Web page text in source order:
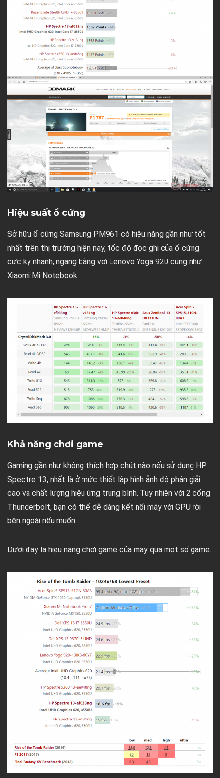
Hiệu suất ổ cứng
Sở hữu ổ cứng Samsung PM961 có hiệu năng gần như tốt
nhất trên thị trường hiện nay, tốc độ đọc ghi của ổ cứng
cực kỳ nhanh, ngang bằng với Lenovo Yoga 920 cũng như
Xiaomi Mi Notebook.
Khả năng chơi game
Gaming gần như không thích hợp chút nào nếu sử dụng HP
Spectre 13, nhất là ở mức thiết lập hình ảnh độ phân giải
cao và chất lượng hiệu ứng trung bình. Tuy nhiên với 2 cổng
Thunderbolt, bạn có thể dễ dàng kết nối máy với GPU rời
bên ngoài nếu muốn.
Dưới đây là hiệu năng chơi game của máy qua một số game.